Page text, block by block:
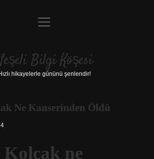
Anasayfa
Yasal Uyarı
menüyü
Bilgi Köşesi
hikayelerle gününü şenlendir!
Ne Kanserinden Öldü
ne